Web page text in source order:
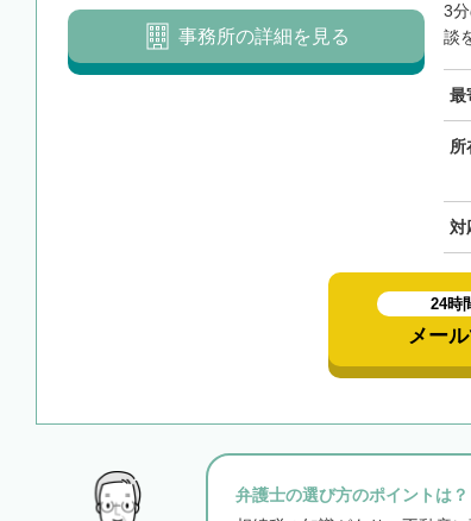
3
談
最
所
対
事務所の詳細を見る
24時
メー
弁護士の選び方のポイントは？